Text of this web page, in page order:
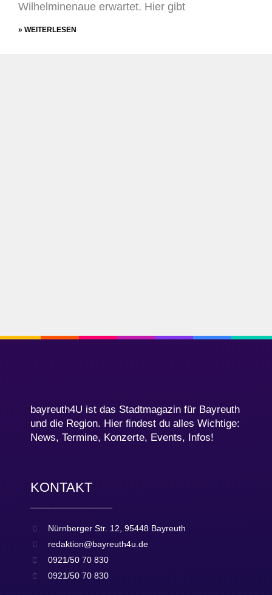
Wilhelminenaue erwartet. Hier gibt
» WEITERLESEN
bayreuth4U ist das Stadtmagazin für Bayreuth
und die Region. Hier findest du alles Wichtige:
News, Termine, Konzerte, Events, Infos!
KONTAKT
Nürnberger Str. 12, 95448 Bayreuth
redaktion@bayreuth4u.de
0921/50 70 830
0921/50 70 830